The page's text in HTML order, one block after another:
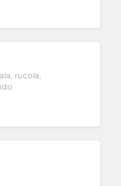
rucola,